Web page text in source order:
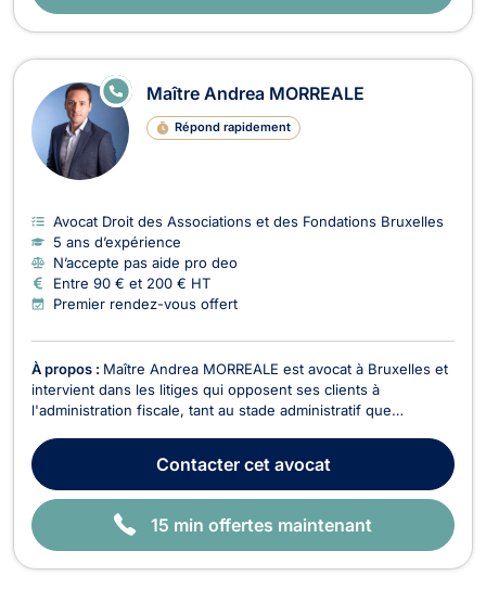
Maître Andrea MORREALE
Répond rapidement
E
N
N
E
Avocat Droit des Associations et des Fondations Bruxelles
5 ans d’expérience
N’accepte pas aide pro deo
Entre 90 € et 200 € HT
Premier rendez-vous offert
À propos : Maître Andrea MORREALE est avocat à Bruxelles et
intervient dans les litiges qui opposent ses clients à
l'administration fiscale, tant au stade administratif que
les domaines de la fiscalité directe et indirecte ainsi que pour
les questions de fiscalité européenne ...
Contactercet avocat
15 min offertes maintenant